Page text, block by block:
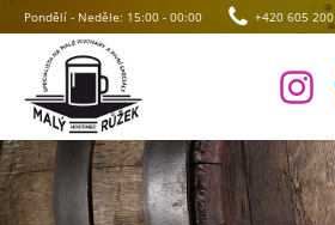
Pondělí - Neděle: 15:00 - 00:00 +420 605